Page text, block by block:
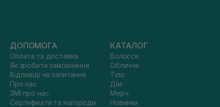
ДОПОМОГА
Оплата та доставка
Як зробити замовлення
Відповіді на запитання
Про нас
ЗМІ про нас
Сертифікати та нагороди
КАТАЛОГ
Волосся
Обличчя
Тіло
Дім
Мерч
Новинки